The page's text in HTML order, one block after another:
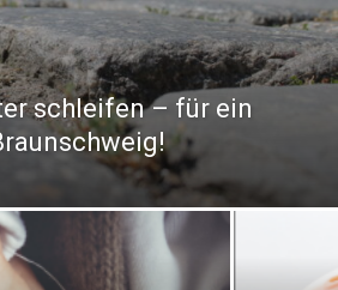
schleifen – für ein